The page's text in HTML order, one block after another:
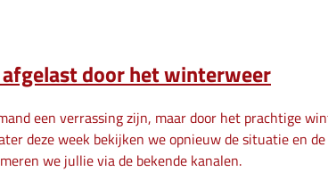
door het winterweer
een verrassing zijn, maar door het prachtige
deze week bekijken we opnieuw de situatie en
we jullie via de bekende kanalen.